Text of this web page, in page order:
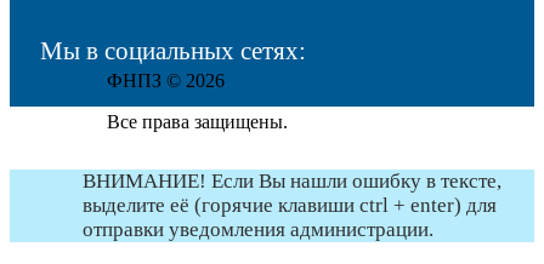
Мы в социальных сетях:
ФНПЗ © 2026
Все права защищены.
ВНИМАНИЕ! Если Вы нашли ошибку в тексте,
выделите её (горячие клавиши ctrl + enter) для
отправки уведомления администрации.